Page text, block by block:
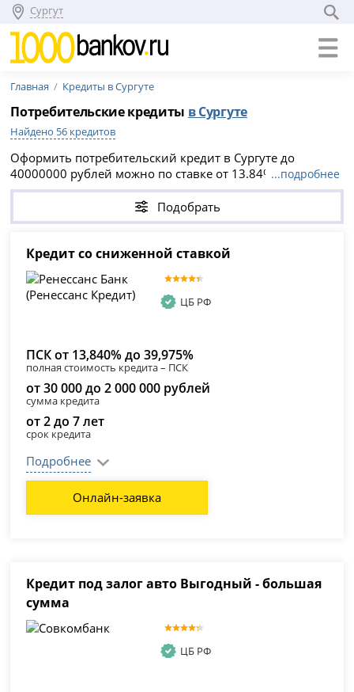
Сургут
Главная Кредиты в Сургуте
Потребительские кредиты в Сургуте
Найдено 56 кредитов
Оформить потребительский кредит в Сургуте до
40000000 рублей можно по ставке от 13.84% годовых —
актуально на 07.08.2026. Сравните 56 предложений
банков, подайте онлайн-заявку без справок и
поручителей и получите предварительное решение в
...подробнее
Подобрать
Кредит со сниженной ставкой
ЦБ РФ
ПСК от 13,840% до 39,975%
полная стоимость кредита – ПСК
от 30 000 до 2 000 000 рублей
сумма кредита
от 2 до 7 лет
срок кредита
Подробнее
Онлайн-заявка
Кредит под залог авто Выгодный - большая
сумма
ЦБ РФ